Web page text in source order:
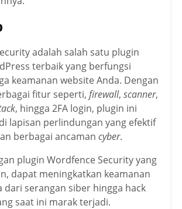
adalah salah satu plugin
terbaik yang berfungsi
keamanan website Anda. Dengan
fitur seperti, firewall, scanner,
, hingga 2FA login, plugin ini
lapisan perlindungan yang efektif
berbagai ancaman cyber.
plugin Wordfence Security yang
dapat meningkatkan keamanan
dari serangan siber hingga hack
saat ini marak terjadi.